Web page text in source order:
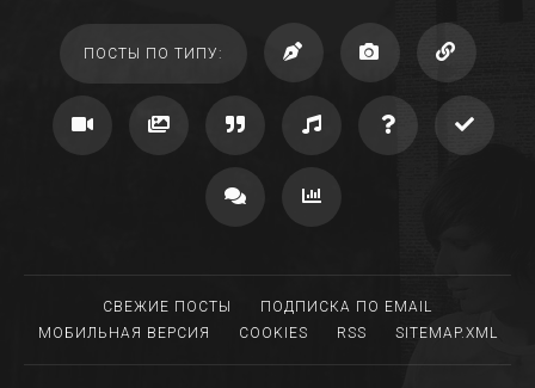
ПОСТЫ ПО ТИПУ:
СВЕЖИЕ ПОСТЫ
ПОДПИСКА ПО EMAIL
МОБИЛЬНАЯ ВЕРСИЯ
COOKIES RSS SITEMAP.XML